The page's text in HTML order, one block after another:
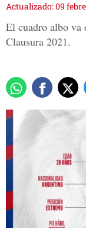
Actualizado: 09
El cuadro albo va
Clausura 2021.